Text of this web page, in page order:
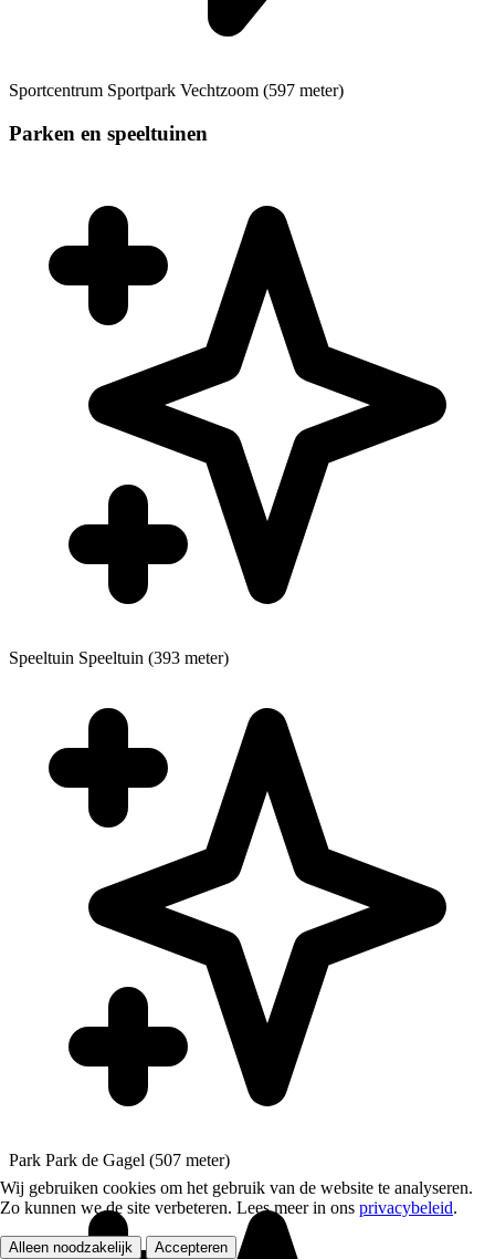
Sportcentrum Sportpark Vechtzoom (597 meter)
Parken en speeltuinen
Speeltuin Speeltuin (393 meter)
Park Park de Gagel (507 meter)
Wij gebruiken cookies om het gebruik van de website te analyseren.
Zo kunnen we de site verbeteren. Lees meer in ons privacybeleid.
Alleen noodzakelijk Accepteren